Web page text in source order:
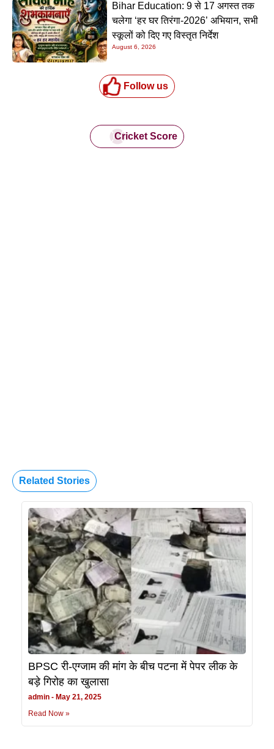
Bihar Education: 9 से 17 अगस्त तक
चलेगा ‘हर घर तिरंगा-2026’ अभियान, सभी
स्कूलों को दिए गए विस्तृत निर्देश
August 6, 2026
Follow us
Cricket Score
Related Stories
BPSC री-एग्जाम की मांग के बीच पटना में पेपर लीक के
बड़े गिरोह का खुलासा
admin
May 21, 2025
Read Now »